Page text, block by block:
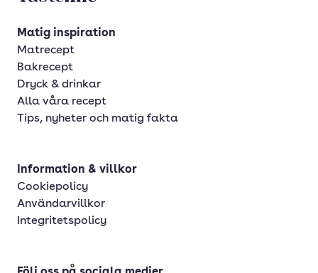
Matig inspiration
Matrecept
Bakrecept
Dryck & drinkar
Alla våra recept
Tips, nyheter och matig fakta
Information & villkor
Cookiepolicy
Användarvillkor
Integritetspolicy